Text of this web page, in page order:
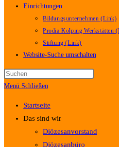
Einrichtungen
Bildungsunternehmen (Link)
Prodia Kolping Werkstätten
Stiftung (Link)
Website-Suche umschalten
Menü Schließen
Startseite
Das sind wir
Diözesanvorstand
Diözesanbüro